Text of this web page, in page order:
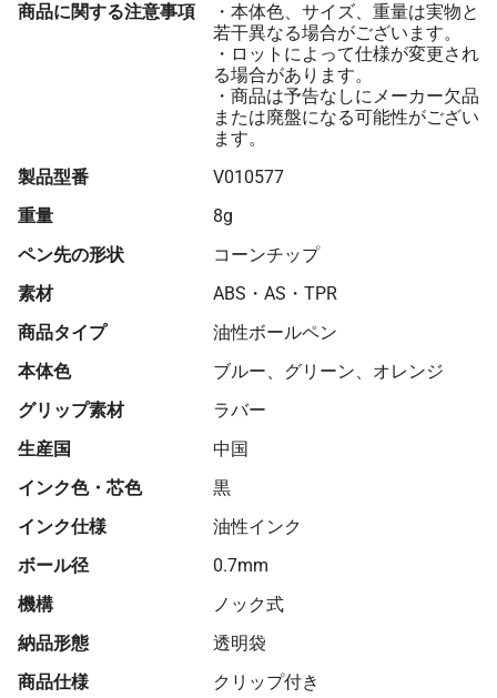
商品に関する注意事項
・本体色、サイズ、重量は実物と
若干異なる場合がございます。
・ロットによって仕様が変更され
る場合があります。
・商品は予告なしにメーカー欠品
または廃盤になる可能性がござい
ます。
製品型番
V010577
重量
8g
ペン先の形状
コーンチップ
素材
ABS・AS・TPR
商品タイプ
油性ボールペン
本体色
ブルー、グリーン、オレンジ
グリップ素材
ラバー
生産国
中国
インク色・芯色
黒
インク仕様
油性インク
ボール径
0.7mm
機構
ノック式
納品形態
透明袋
商品仕様
クリップ付き